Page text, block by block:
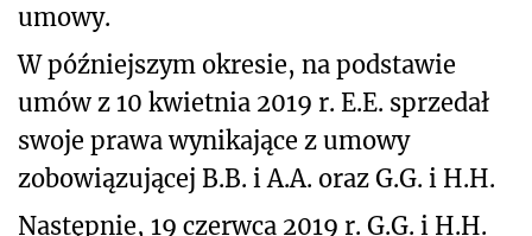
umowy.
W późniejszym okresie, na podstawie
umów z 10 kwietnia 2019 r. E.E. sprzedał
swoje prawa wynikające z umowy
zobowiązującej B.B. i A.A. oraz G.G. i H.H.
Następnie, 19 czerwca 2019 r. G.G. i H.H.